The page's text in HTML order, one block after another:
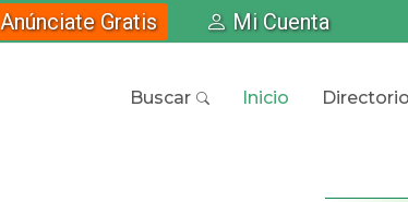
Anúnciate Gratis Mi Cuenta
Buscar Inicio